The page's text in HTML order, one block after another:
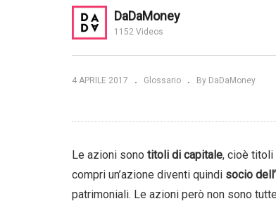
Che cos’è MiFID II? Tutto
quello che c’è da sapere in 8
DaDaMoney
1152 Videos
4 APRILE 2017 Glossario By DaDaMoney
Le azioni sono titoli di capitale, cioè titoli
compri un’azione diventi quindi socio
patrimoniali. Le azioni però non sono